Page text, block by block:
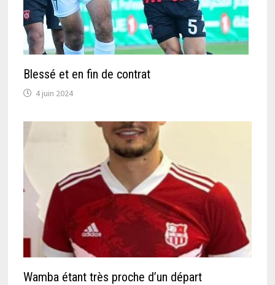
Blessé et en fin de contrat
4 juin 2024
Wamba étant très proche d’un départ